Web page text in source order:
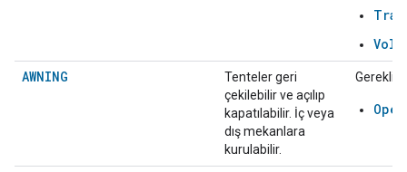
AWNING
Tenteler geri
çekilebilir ve açılıp
kapatılabilir. İç veya
dış mekanlara
kurulabilir.
Gerekli: